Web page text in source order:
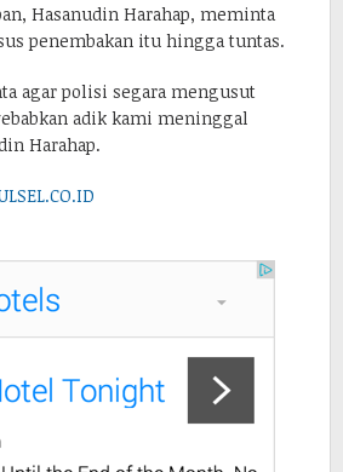
Hasanudin Harahap, meminta
penembakan itu hingga tuntas.
agar polisi segara mengusut
adik kami meninggal
Harahap.